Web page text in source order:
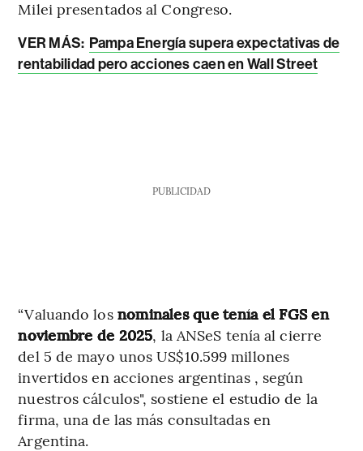
Milei presentados al Congreso.
VER MÁS: Pampa Energía supera expectativas de
rentabilidad pero acciones caen en Wall Street
PUBLICIDAD
“Valuando los nominales que tenía el FGS en
noviembre de 2025, la ANSeS tenía al cierre
del 5 de mayo unos US$10.599 millones
invertidos en acciones argentinas , según
nuestros cálculos", sostiene el estudio de la
firma, una de las más consultadas en
Argentina.